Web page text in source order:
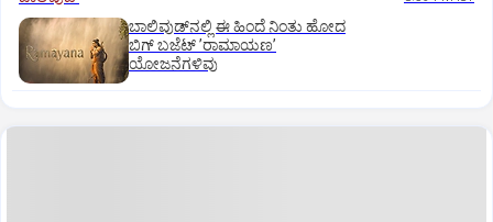
ಬಾಲಿವುಡ್‌ನಲ್ಲಿ ಈ ಹಿಂದೆ ನಿಂತು ಹೋದ
ಬಿಗ್‌ ಬಜೆಟ್ ʼರಾಮಾಯಣʼ‌
ಯೋಜನೆಗಳಿವು